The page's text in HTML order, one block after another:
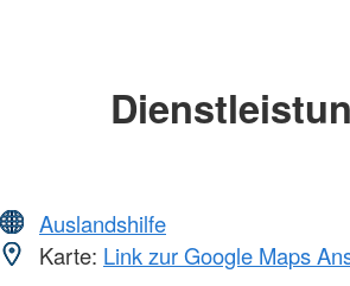
Auslandshilfe
Karte: Link zur Google Maps